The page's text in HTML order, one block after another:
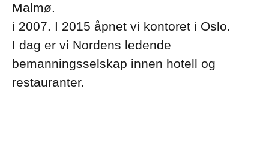
Malmø.
i 2007. I 2015 åpnet vi kontoret i Oslo.
I dag er vi Nordens ledende
bemanningsselskap innen hotell og
restauranter.